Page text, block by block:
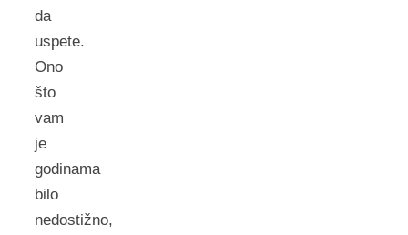
da
uspete.
Ono
što
vam
je
godinama
bilo
nedostižno,